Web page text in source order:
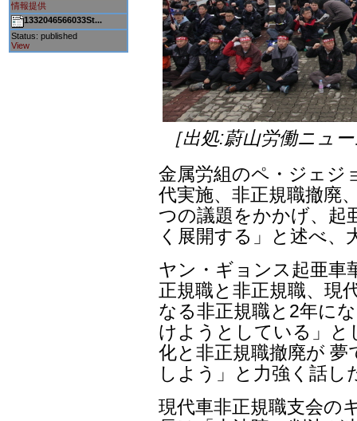
情報提供
1332046566033St...
Status: published
View
［出処:蔚山労働ニュ
金属労組のペ・ジェジ
代実施、非正規職撤廃
つの議題をかかげ、起
く展開する」と述べ、
ヤン・ギョンス起亜車
正規職と非正規職、現
なる非正規職と2年に
けようとしている」と
化と非正規職撤廃が
しよう」と力強く話し
現代車非正規職支会の